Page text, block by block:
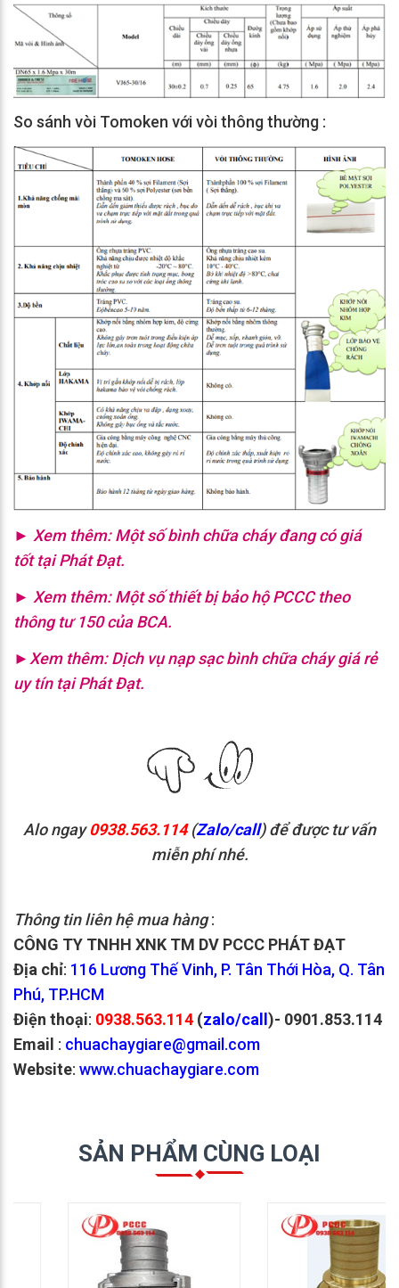
So sánh vòi Tomoken với vòi thông thường :
► Xem thêm:Một số bình chữa cháy đang có giá
tốt tại Phát Đạt.
► Xem thêm:Một số thiết bị bảo hộ PCCC theo
thông tư 150 của BCA.
► Xem thêm:Dịch vụ nạp sạc bình chữa cháy giá rẻ
uy tín tại Phát Đạt.
Alo ngay0938.563.114(Zalo/call) để được tư vấn
miễn phí nhé.
Thông tin liên hệ mua hàng:
CÔNG TY TNHH XNK TM DV PCCC PHÁT ĐẠT
Địa chỉ: 116 Lương Thế Vinh, P. Tân Thới Hòa, Q. Tân
Phú, TP.HCM
Điện thoại: 0938.563.114 (zalo/call)- 0901.853.114
Email : chuachaygiare@gmail.com
Website: www.chuachaygiare.com
SẢN PHẨM CÙNG LOẠI